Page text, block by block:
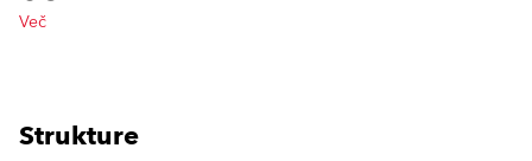
Več
Strukture